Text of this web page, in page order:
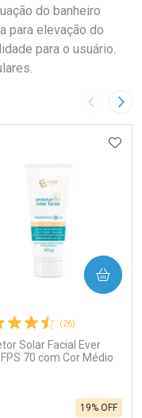
do banheiro
para elevação do
para o usuário.
Imagem
AOS FAVORITOS
(26)
Solar Facial Ever
70 com Cor Médio
19% OFF
COMPRAR